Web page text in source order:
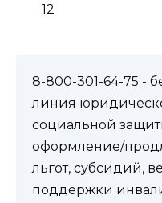
12
8-800-301-64-75 -
линия
социальной
оформление/
льгот, субсидий,
поддержки